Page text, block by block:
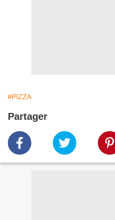
#PIZZA
Partager